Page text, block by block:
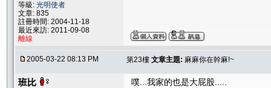
等級: 光明使者
文章: 835
註冊時間: 2004-11-18
最近來訪: 2011-09-08
離線
2005-03-22 08:13 PM 第23樓 文章主題: 麻麻你在幹麻!~
班比 噗...我家的也是大屁股.....